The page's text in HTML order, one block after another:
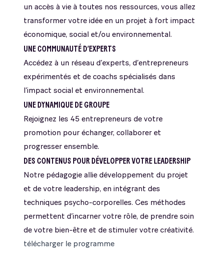
un accès à vie à toutes nos ressources, vous allez
transformer votre idée en un projet à fort impact
économique, social et/ou environnemental.
UNE COMMUNAUTÉ D’EXPERTS
Accédez à un réseau d’experts, d’entrepreneurs
expérimentés et de coachs spécialisés dans
l’impact social et environnemental.
UNE DYNAMIQUE DE GROUPE
Rejoignez les 45 entrepreneurs de votre
promotion pour échanger, collaborer et
progresser ensemble.
DES CONTENUS POUR DÉVELOPPER VOTRE LEADERSHIP
Notre pédagogie allie développement du projet
et de votre leadership, en intégrant des
techniques psycho-corporelles. Ces méthodes
permettent d’incarner votre rôle, de prendre soin
de votre bien-être et de stimuler votre créativité.
télécharger le programme